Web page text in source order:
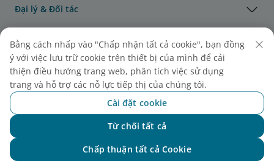
Đại lý & Đối tác
Vận Tải Hàng Hóa
Giải thưởng của Vietnam Airlines
Bằng cách nhấp vào "Chấp nhận tất cả cookie", bạn đồng
ý với việc lưu trữ cookie trên thiết bị của mình để cải
thiện điều hướng trang web, phân tích việc sử dụng
trang và hỗ trợ các nỗ lực tiếp thị của chúng tôi.
Cài đặt cookie
Từ chối tất cả
Chấp thuận tất cả Cookie